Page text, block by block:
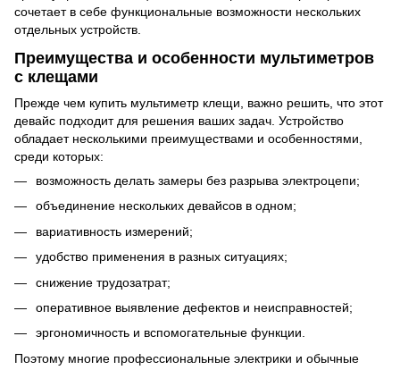
сочетает в себе функциональные возможности нескольких
отдельных устройств.
Преимущества и особенности мультиметров
с клещами
Прежде чем купить мультиметр клещи, важно решить, что этот
девайс подходит для решения ваших задач. Устройство
обладает несколькими преимуществами и особенностями,
среди которых:
возможность делать замеры без разрыва электроцепи;
объединение нескольких девайсов в одном;
вариативность измерений;
удобство применения в разных ситуациях;
снижение трудозатрат;
оперативное выявление дефектов и неисправностей;
эргономичность и вспомогательные функции.
Поэтому многие профессиональные электрики и обычные